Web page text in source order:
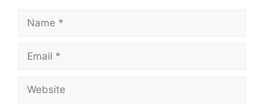
Name
Email
Website